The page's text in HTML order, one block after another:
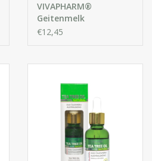
VIVAPHARM®
Geitenmelk
verzorgende Shampoo
€12,45